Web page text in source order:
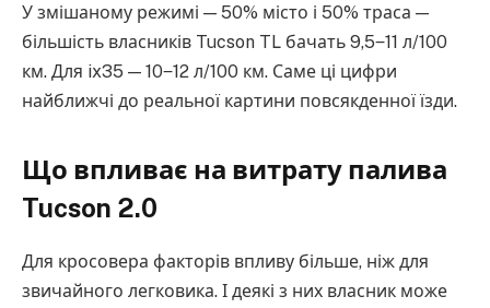
У змішаному режимі — 50% місто і 50% траса —
більшість власників Tucson TL бачать 9,5‒11 л/100
км. Для ix35 — 10‒12 л/100 км. Саме ці цифри
найближчі до реальної картини повсякденної їзди.
Що впливає на витрату палива
Tucson 2.0
Для кросовера факторів впливу більше, ніж для
звичайного легковика. І деякі з них власник може